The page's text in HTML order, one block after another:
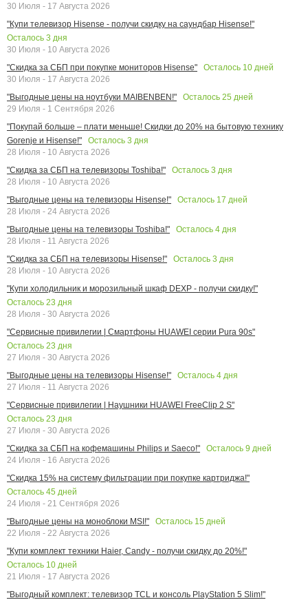
30 Июля - 17 Августа 2026
"Купи телевизор Hisense - получи скидку на саундбар Hisense!"
Осталось 3 дня
30 Июля - 10 Августа 2026
"Скидка за СБП при покупке мониторов Hisense"
Осталось 10 дней
30 Июля - 17 Августа 2026
"Выгодные цены на ноутбуки MAIBENBEN!"
Осталось 25 дней
29 Июля - 1 Сентября 2026
"Покупай больше – плати меньше! Скидки до 20% на бытовую технику
Gorenje и Hisense!"
Осталось 3 дня
28 Июля - 10 Августа 2026
"Скидка за СБП на телевизоры Toshiba!"
Осталось 3 дня
28 Июля - 10 Августа 2026
"Выгодные цены на телевизоры Hisense!"
Осталось 17 дней
28 Июля - 24 Августа 2026
"Выгодные цены на телевизоры Toshiba!"
Осталось 4 дня
28 Июля - 11 Августа 2026
"Скидка за СБП на телевизоры Hisense!"
Осталось 3 дня
28 Июля - 10 Августа 2026
"Купи холодильник и морозильный шкаф DEXP - получи скидку!"
Осталось 23 дня
28 Июля - 30 Августа 2026
"Сервисные привилегии | Смартфоны HUAWEI серии Pura 90s"
Осталось 23 дня
27 Июля - 30 Августа 2026
"Выгодные цены на телевизоры Hisense!"
Осталось 4 дня
27 Июля - 11 Августа 2026
"Сервисные привилегии | Наушники HUAWEI FreeClip 2 S"
Осталось 23 дня
27 Июля - 30 Августа 2026
"Скидка за СБП на кофемашины Philips и Saeco!"
Осталось 9 дней
24 Июля - 16 Августа 2026
"Скидка 15% на систему фильтрации при покупке картриджа!"
Осталось 45 дней
24 Июля - 21 Сентября 2026
"Выгодные цены на моноблоки MSI!"
Осталось 15 дней
22 Июля - 22 Августа 2026
"Купи комплект техники Haier, Candy - получи скидку до 20%!"
Осталось 10 дней
21 Июля - 17 Августа 2026
"Выгодный комплект: телевизор TCL и консоль PlayStation 5 Slim!"